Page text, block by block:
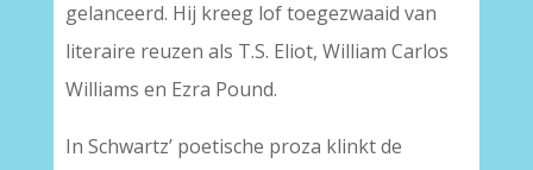
gelanceerd. Hij kreeg lof toegezwaaid van
literaire reuzen als T.S. Eliot, William Carlos
Williams en Ezra Pound.
In Schwartz’ poetische proza klinkt de